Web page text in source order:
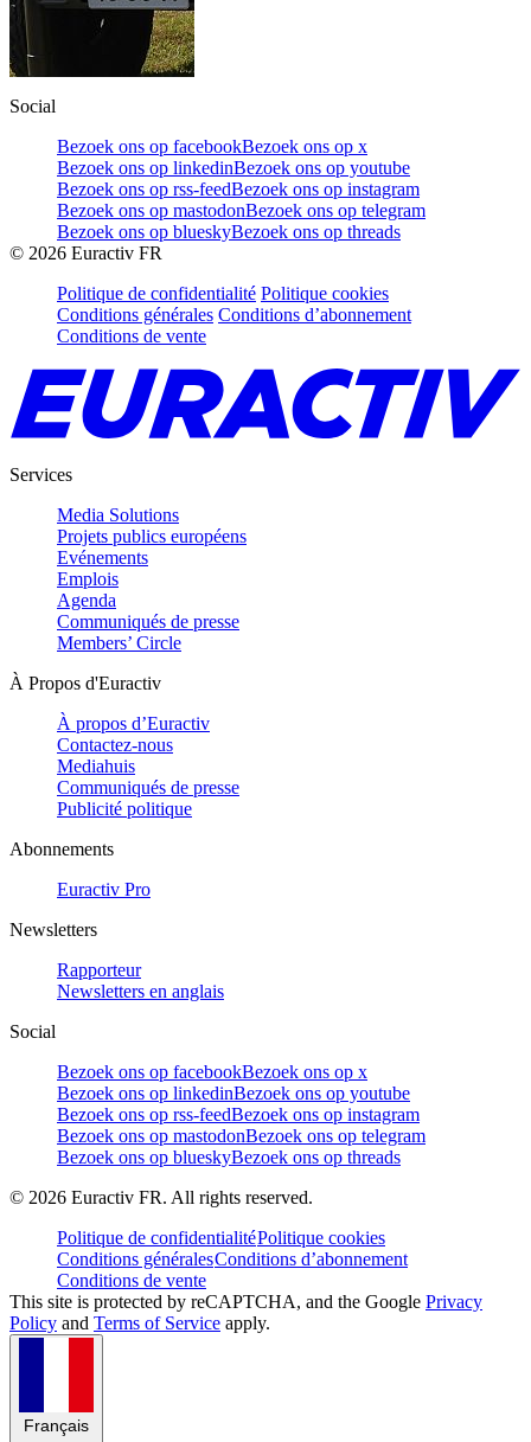
Social
Bezoek ons op facebookBezoek ons op x
Bezoek ons op linkedinBezoek ons op youtube
Bezoek ons op rss-feedBezoek ons op instagram
Bezoek ons op mastodonBezoek ons op telegram
Bezoek ons op blueskyBezoek ons op threads
© 2026 Euractiv FR
Politique de confidentialité Politique cookies
Conditions générales Conditions d’abonnement
Conditions de vente
Services
Media Solutions
Projets publics européens
Evénements
Emplois
Agenda
Communiqués de presse
Members’ Circle
À Propos d'Euractiv
À propos d’Euractiv
Contactez-nous
Mediahuis
Communiqués de presse
Publicité politique
Abonnements
Euractiv Pro
Newsletters
Rapporteur
Newsletters en anglais
Social
Bezoek ons op facebookBezoek ons op x
Bezoek ons op linkedinBezoek ons op youtube
Bezoek ons op rss-feedBezoek ons op instagram
Bezoek ons op mastodonBezoek ons op telegram
Bezoek ons op blueskyBezoek ons op threads
© 2026 Euractiv FR. All rights reserved.
Politique de confidentialitéPolitique cookies
Conditions généralesConditions d’abonnement
Conditions de vente
This site is protected by reCAPTCHA, and the Google Privacy
Policy and Terms of Service apply.
Français